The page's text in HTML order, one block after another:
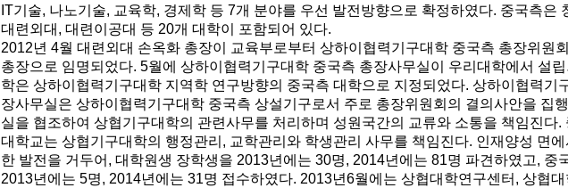
IT기술, 나노기술, 교육학, 경제학 등 7개 분야를 우선 발전방향으로 확정하였다. 중국측은
대련외대, 대련이공대 등 20개 대학이 포함되어 있다.
2012년 4월 대련외대 손옥화 총장이 교육부로부터 상하이협력기구대학 중국측 총장위원
총장으로 임명되었다. 5월에 상하이협력기구대학 중국측 총장사무실이 우리대학에서 설
학은 상하이협력기구대학 지역학 연구방향의 중국측 대학으로 지정되었다. 상하이협력기
장사무실은 상하이협력기구대학 중국측 상설기구로서 주로 총장위원회의 결의사안을 집
실을 협조하여 상협기구대학의 관련사무를 처리하며 성원국간의 교류와 소통을 책임진다.
대학교는 상협기구대학의 행정관리, 교학관리와 학생관리 사무를 책임진다. 인재양성 면
한 발전을 거두어, 대학원생 장학생을 2013년에는 30명, 2014년에는 81명 파견하였고, 중
2013년에는 5명, 2014년에는 31명 접수하였다. 2013년6월에는 상협대학연구센터, 상협대